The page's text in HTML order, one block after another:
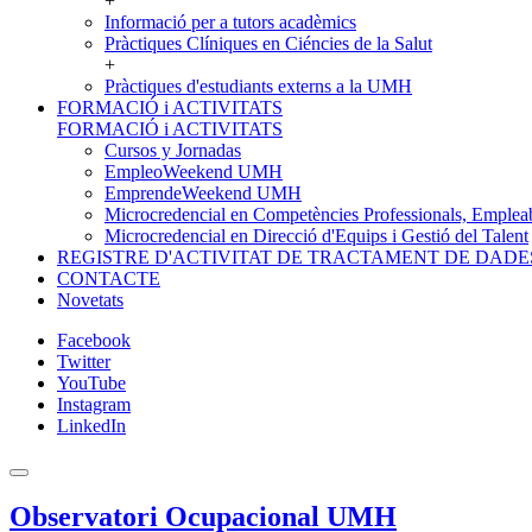
Informació per a tutors acadèmics
Pràctiques Clíniques en Ciéncies de la Salut
+
Pràctiques d'estudiants externs a la UMH
FORMACIÓ i ACTIVITATS
FORMACIÓ i ACTIVITATS
Cursos y Jornadas
EmpleoWeekend UMH
EmprendeWeekend UMH
Microcredencial en Competències Professionals,
Microcredencial en Direcció d'Equips i Gestió del Talent
REGISTRE D'ACTIVITAT DE TRACTAMENT DE
CONTACTE
Novetats
Facebook
Twitter
YouTube
Instagram
LinkedIn
Observatori Ocupacional UMH